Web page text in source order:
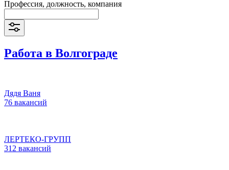
Профессия, должность, компания
Работа в Волгограде
Дядя Ваня
76 вакансий
ЛЕРТЕКО-ГРУПП
312 вакансий